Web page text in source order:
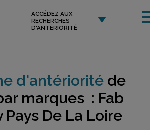
ACCÉDEZ AUX
RECHERCHES
D'ANTÉRIORITÉ
d'antériorité de
marques : Fab
De La Loire